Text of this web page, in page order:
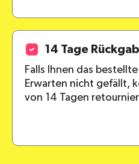
14 Tage
Falls Ihnen das
Erwarten nicht gefällt,
von 14 Tagen